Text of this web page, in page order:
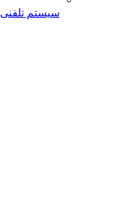
سیستم تلفنی VOIP